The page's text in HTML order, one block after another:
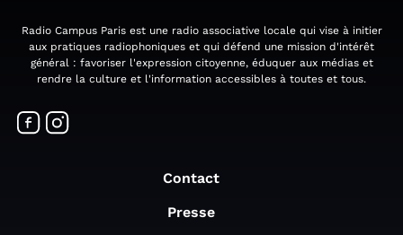
Radio Campus Paris est une radio associative locale qui vise à initier
aux pratiques radiophoniques et qui défend une mission d'intérêt
général : favoriser l'expression citoyenne, éduquer aux médias et
rendre la culture et l'information accessibles à toutes et tous.
Contact
Presse